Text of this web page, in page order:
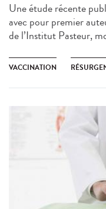
Une étude récente
avec pour premier
de l’Institut Pasteur,
VACCINATION